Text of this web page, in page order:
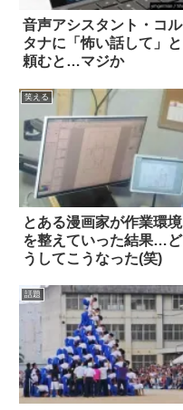
音声アシスタント・コル
タナに「怖い話して」と
頼むと…マジか
笑える
とある漫画家が作業環境
を整えていった結果…ど
うしてこうなった(笑)
話題